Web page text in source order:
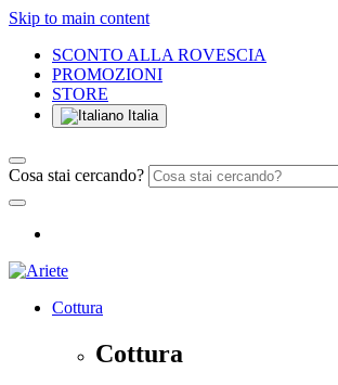
Skip to main content
SCONTO ALLA ROVESCIA
PROMOZIONI
STORE
Italia
Cosa stai cercando?
Cottura
Cottura